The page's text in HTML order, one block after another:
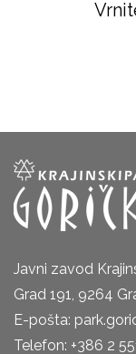
Javni zavod
Grad 191, 9264
E-pošta:
Telefon: +386 2